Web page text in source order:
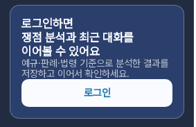
로그인하면
쟁점 분석과 최근 대화를
이어볼 수 있어요
예규·판례·법령 기준으로 분석한 결과를
저장하고 이어서 확인하세요.
로그인